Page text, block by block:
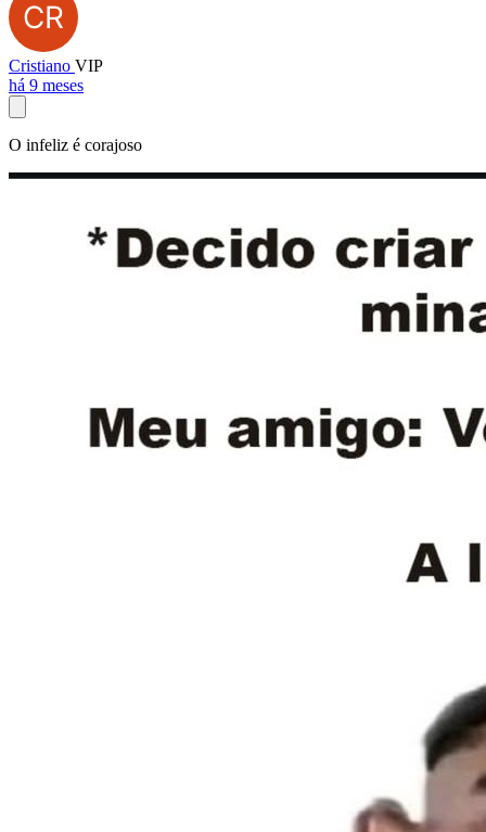
Cristiano VIP
há 9 meses
O infeliz é corajoso